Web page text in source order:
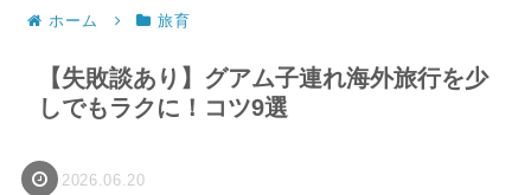
ホーム 旅育
【失敗談あり】グアム子連れ海外旅行を少
しでもラクに！コツ9選
2026.06.20